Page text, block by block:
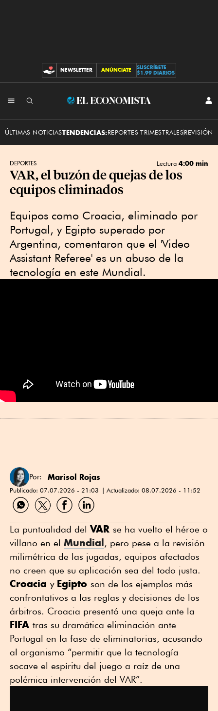
CONTRIBUCIONES
NEWSLETTER ANÚNCIATE
SUSCRÍBETE
$1.99 DIARIOS
El
ÚLTIMAS NOTICIASTENDENCIAS:REPORTES TRIMESTRALESREVISIÓN
DEPORTES Lectura 4:00 min
VAR, el buzón de quejas de los
equipos eliminados
Equipos como Croacia, eliminado por
Portugal, y Egipto superado por
Argentina, comentaron que el 'Video
Assistant Referee' es un abuso de la
tecnología en este Mundial.
Por: Marisol Rojas
Publicado: 07.07.2026 - 21:03 Actualizado: 08.07.2026 - 11:52
Compartir
por
Compartir
por
Compartir
por
Compartir
por
La puntualidad delVAR se ha vuelto el héroe o
villano en el Mundial, pero pese a la revisión
milimétrica de las jugadas, equipos afectados
no creen que su aplicación sea del todo justa.
Croacia y Egipto son de los ejemplos más
confrontativos a las reglas y decisiones de los
árbitros. Croacia presentó una queja ante la
FIFA tras su dramática eliminación ante
Portugal en la fase de eliminatorias, acusando
al organismo “permitir que la tecnología
socave el espíritu del juego a raíz de una
polémica intervención del VAR”.